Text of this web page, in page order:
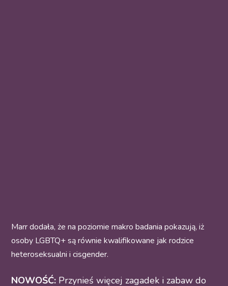
Marr dodała, że na poziomie makro badania pokazują, iż
osoby LGBTQ+ są równie kwalifikowane jak rodzice
heteroseksualni i cisgender.
NOWOŚĆ: Przynieś więcej zagadek i zabaw do